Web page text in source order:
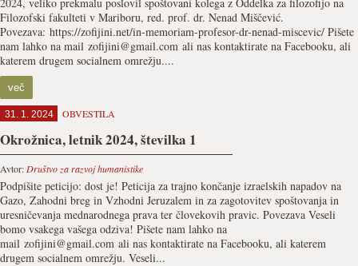
Filozofski fakulteti v Mariboru, red. prof. dr. Nenad Miščević.
Povezava: https://zofijini.net/in-memoriam-profesor-dr-nenad-miscevic/ Pišete
nam lahko na mail zofijini@gmail.com ali nas kontaktirate na Facebooku, ali
katerem drugem socialnem omrežju....
več
31. 1. 2024 OBVESTILA
Okrožnica, letnik 2024, številka 1
Avtor: Društvo za razvoj humanistike
Podpišite peticijo: dost je! Peticija za trajno končanje izraelskih napadov na
Gazo, Zahodni breg in Vzhodni Jeruzalem in za zagotovitev spoštovanja in
uresničevanja mednarodnega prava ter človekovih pravic. Povezava Veseli
bomo vsakega vašega odziva! Pišete nam lahko na
mail zofijini@gmail.com ali nas kontaktirate na Facebooku, ali katerem
drugem socialnem omrežju. Veseli...